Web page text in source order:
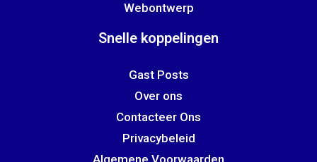
Webontwerp
Snelle koppelingen
Gast Posts
Over ons
Contacteer Ons
Privacybeleid